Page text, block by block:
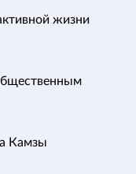
жизни
Камзы